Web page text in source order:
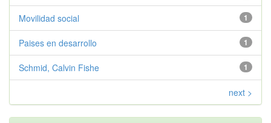
1
Movilidad social
1
Paises en desarrollo
1
Schmid, Calvin Fishe
next >